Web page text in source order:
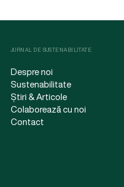
JURNAL DE SUSTENABILITATE
Despre noi
Sustenabilitate
Știri & Articole
Colaborează cu noi
Contact